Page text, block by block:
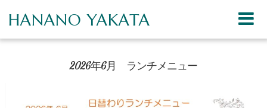
HANANO YAKATA
2026年6月 ランチメニュー